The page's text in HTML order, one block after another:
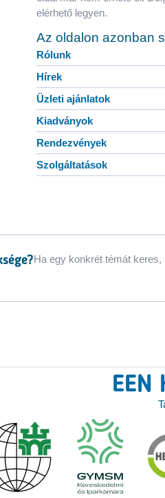
elérhető legyen.
Az oldalon azonban
Rólunk
Hírek
Üzleti ajánlatok
Kiadványok
Rendezvények
Szolgáltatások
Ha egy konkrét témát keres,